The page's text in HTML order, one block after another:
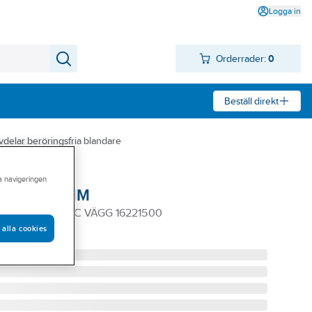
Logga in
Orderrader: 0
Beställ direkt
beröringsfria blandare
FMM
BLAND TRONIC VÄGG 16221500
navigeringen
alla cookies